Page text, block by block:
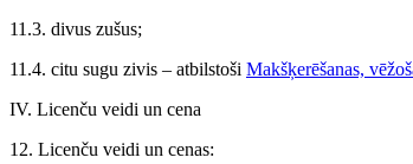
11.3. divus zušus;
11.4. citu sugu zivis – atbilstoši Makšķerēšanas,
IV. Licenču veidi un cena
12. Licenču veidi un cenas: